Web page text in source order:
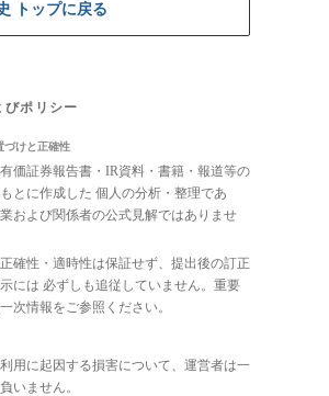
トップに戻る
びポリシー
づけと正確性
価証券報告書・IR資料・書籍・報道等の
とに作成した 個人の分析・整理であ
および関係者の公式見解ではありませ
確性・適時性は保証せず、提出後の訂正
には 必ずしも追従していません。重要
次情報をご参照ください。
用に起因する損害について、運営者は一
いません。